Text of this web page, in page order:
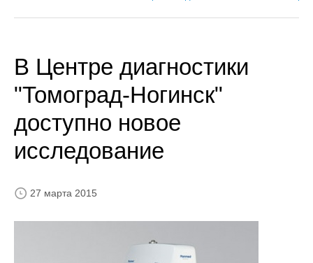
В Центре диагностики
"Томоград-Ногинск"
доступно новое
исследование
27 марта 2015